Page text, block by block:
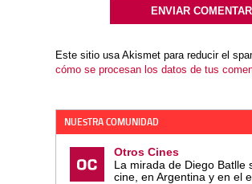
Este sitio usa Akismet para reducir el
cómo se procesan los datos de tus
NUESTRA COMUNIDAD
Otros Cines
La mirada de Diego Batlle
cine, en Argentina y en el